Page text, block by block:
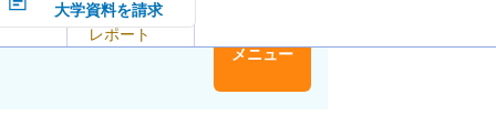
学
トピック＆
レポート
大学資料を請求
メニュー